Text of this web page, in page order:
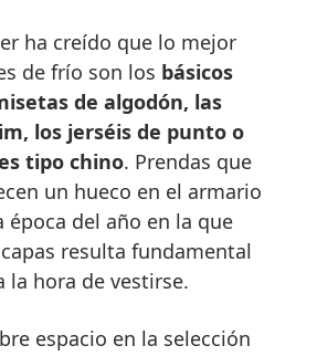
ha creído que lo mejor
de frío son los básicos
de algodón, las
los jerséis de punto o
tipo chino. Prendas que
un hueco en el armario
época del año en la que
resulta fundamental
la hora de vestirse.
espacio en la selección